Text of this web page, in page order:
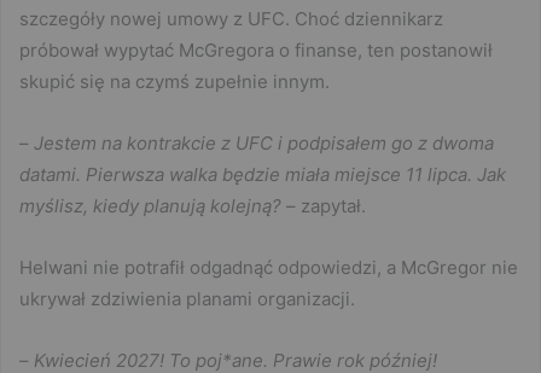
szczegóły nowej umowy z UFC. Choć dziennikarz
próbował wypytać McGregora o finanse, ten postanowił
skupić się na czymś zupełnie innym.
– Jestem na kontrakcie z UFC i podpisałem go z dwoma
datami. Pierwsza walka będzie miała miejsce 11 lipca. Jak
myślisz, kiedy planują kolejną? – zapytał.
Helwani nie potrafił odgadnąć odpowiedzi, a McGregor nie
ukrywał zdziwienia planami organizacji.
– Kwiecień 2027! To poj*ane. Prawie rok później!